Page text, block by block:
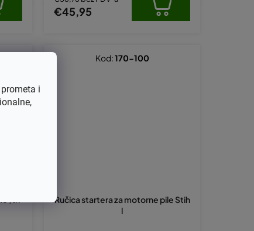
i
€45,95
Ručica startera za motorne pile Stih
l
Kod:170-100